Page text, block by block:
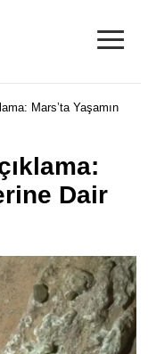
≡
Mars’ta Yaşamın
Dair